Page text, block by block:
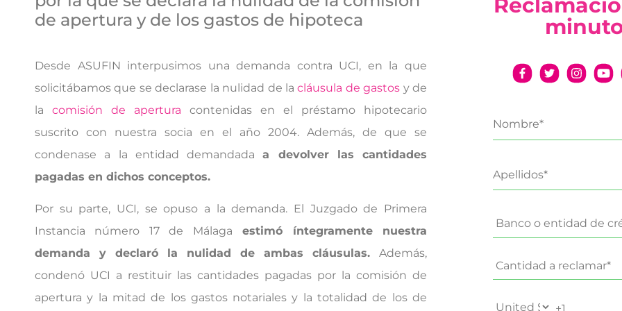
de apertura y de los gastos de hipoteca
Desde ASUFIN interpusimos una demanda contra UCI, en la que
solicitábamos que se declarase la nulidad de lacláusula de gastos y de
la comisión de apertura contenidas en el préstamo hipotecario
suscrito con nuestra socia en el año 2004. Además, de que se
condenase a la entidad demandadaa devolver las cantidades
pagadas en dichos conceptos.
Por su parte, UCI, se opuso a la demanda. El Juzgado de Primera
Instancia número 17 de Málaga estimó íntegramente nuestra
demanda y declaró la nulidad de ambas cláusulas. Además,
condenó UCI a restituir las cantidades pagadas por la comisión de
apertura y la mitad de los gastos notariales y la totalidad de los de